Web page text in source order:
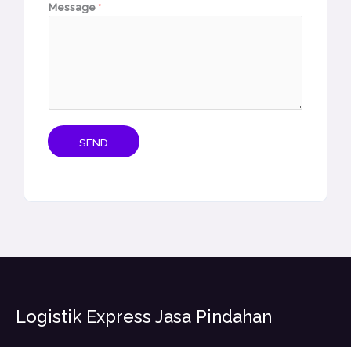
Message *
SEND
Logistik Express Jasa Pindahan